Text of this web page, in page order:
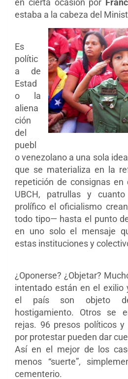
en cierta ocasión por
estaba a la cabeza del
Es
polític
a de
Estad
o la
aliena
ción
del
puebl
o venezolano a una sola
que se materializa en la
repetición de consignas en
UBCH, patrullas y
prolífico el oficialismo
todo tipo— hasta el punto
en uno solo el mensaje
estas instituciones y
¿Oponerse? ¿Objetar?
intentado están en el exilio
el país son objeto
hostigamiento. Otros se
rejas. 96 presos políticos
por protestar pueden dar
Así en el mejor de los
menos “suerte”,
cementerio.